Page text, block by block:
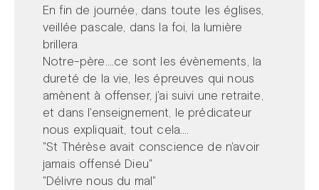
En fin de journée, dans toute les églises,
veillée pascale, dans la foi, la lumière
brillera
Notre-père....ce sont les évènements, la
dureté de la vie, les épreuves qui nous
amènent à offenser, j'ai suivi une retraite,
et dans l'enseignement, le prédicateur
nous expliquait, tout cela....
"St Thérèse avait conscience de n'avoir
jamais offensé Dieu"
"Délivre nous du mal"